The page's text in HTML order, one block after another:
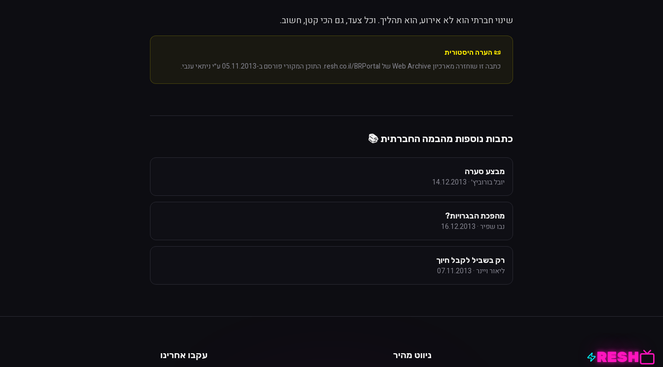
שינוי חברתי הוא לא אירוע, הוא תהליך. וכל צעד, גם הכי קטן, חשוב.
📜 הערה היסטורית
כתבה זו שוחזרה מארכיון Web Archive של resh.co.il/BRPortal. התוכן המקורי פורסם ב- 05.11.2013ע״יניתאי ענבי.
כתבות נוספות מהבמה החברתית 📚
מבצע סערה
יובל בורוביץ׳·
14.12.2013
מהפכת הבגרויות?
נבו שפיר·
16.12.2013
רק בשביל לקבל חיוך
ליאור ויינר·
07.11.2013
RESH ניווט מהיר עקבו אחרינו